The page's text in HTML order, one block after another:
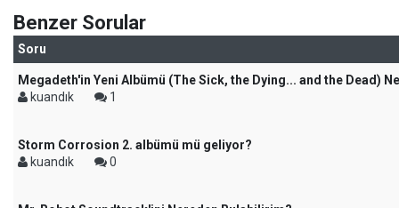
Benzer Sorular
Soru
Megadeth'in Yeni Albümü (The Sick, the Dying... and the Dead)
kuandık
1
Storm Corrosion 2. albümü mü geliyor?
kuandık
0